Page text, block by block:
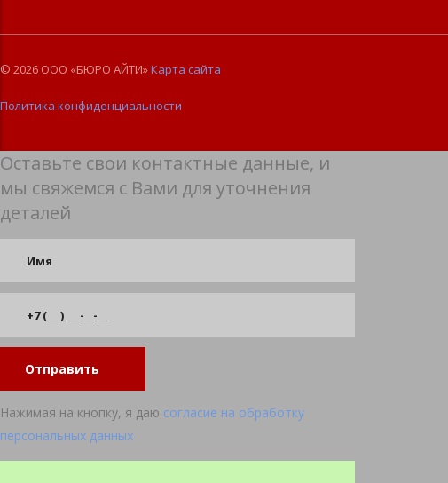
© 2026 ООО «БЮРО АЙТИ»Карта сайта
Политика конфиденциальности
Оставьте свои контактные данные, и
мы свяжемся с Вами для уточнения
деталей
Отправить
Нажимая на кнопку, я даю согласие на обработку
персональных данных